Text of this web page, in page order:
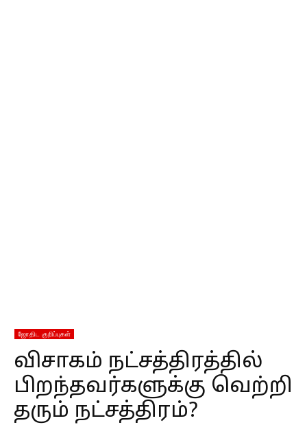
ஜோதிட குறிப்புகள்
விசாகம் நட்சத்திரத்தில்
பிறந்தவர்களுக்கு வெற்றி
தரும் நட்சத்திரம்?